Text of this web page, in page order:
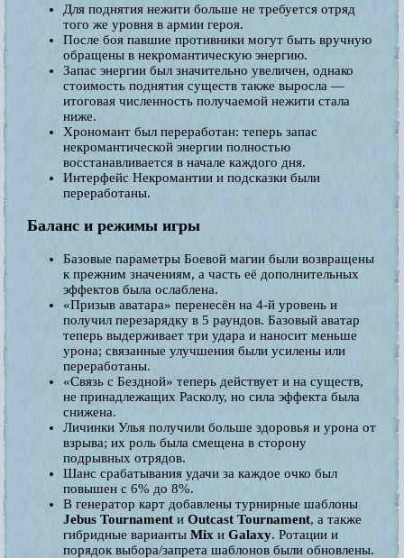
Для поднятия нежити больше не требуется отряд
того же уровня в армии героя.
После боя павшие противники могут быть вручную
обращены в некромантическую энергию.
Запас энергии был значительно увеличен, однако
стоимость поднятия существ также выросла —
итоговая численность получаемой нежити стала
ниже.
Хрономант был переработан: теперь запас
некромантической энергии полностью
восстанавливается в начале каждого дня.
Интерфейс Некромантии и подсказки были
переработаны.
Баланс и режимы игры
Базовые параметры Боевой магии были возвращены
к прежним значениям, а часть её дополнительных
эффектов была ослаблена.
«Призыв аватара» перенесён на 4-й уровень и
получил перезарядку в 5 раундов. Базовый аватар
теперь выдерживает три удара и наносит меньше
урона; связанные улучшения были усилены или
переработаны.
«Связь с Бездной» теперь действует и на существ,
не принадлежащих Расколу, но сила эффекта была
снижена.
Личинки Улья получили больше здоровья и урона от
взрыва; их роль была смещена в сторону
подрывных отрядов.
Шанс срабатывания удачи за каждое очко был
повышен с 6% до 8%.
В генератор карт добавлены турнирные шаблоны
Jebus Tournament и Outcast Tournament, а также
гибридные варианты Mix и Galaxy. Ротации и
порядок выбора/запрета шаблонов были обновлены.